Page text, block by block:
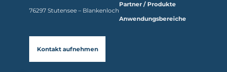
76297 Stutensee – Blankenloch
Kontakt aufnehmen
Partner / Produkte
Anwendungsbereiche